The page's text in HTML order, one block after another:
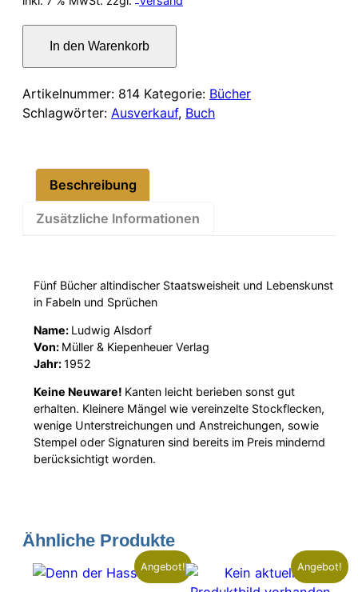
war:
6,00 €
ist:
5,00 €.
MengeIn den Warenkorb
Artikelnummer: 814 Kategorie: Bücher
Schlagwörter: Ausverkauf, Buch
Beschreibung
Zusätzliche Informationen
Fünf Bücher altindischer Staatsweisheit und Lebenskunst
in Fabeln und Sprüchen
Name: Ludwig Alsdorf
Von: Müller & Kiepenheuer Verlag
Jahr:1952
Keine Neuware! Kanten leicht berieben sonst gut
erhalten. Kleinere Mängel wie vereinzelte Stockflecken,
wenige Unterstreichungen und Anstreichungen, sowie
Stempel oder Signaturen sind bereits im Preis mindernd
berücksichtigt worden.
Ähnliche Produkte
Angebot! Angebot!